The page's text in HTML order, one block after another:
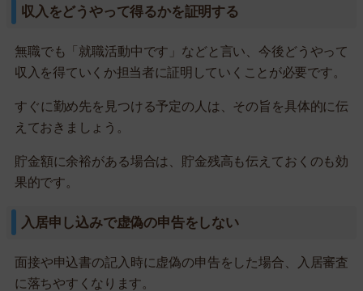
収入をどうやって得るかを証明する
無職でも「就職活動中です」などと言い、今後どうやって
収入を得ていくか担当者に証明していくことが必要です。
すぐに勤め先を見つける予定の人は、その旨を具体的に伝
えておきましょう。
貯金額に余裕がある場合は、貯金残高も伝えておくのも効
果的です。
入居申し込みで虚偽の申告をしない
面接や申込書の記入時に虚偽の申告をした場合、入居審査
に落ちやすくなります。